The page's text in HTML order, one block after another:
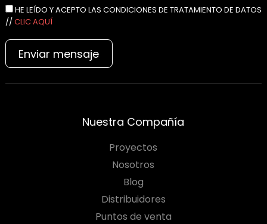
HE LEÍDO Y ACEPTO LAS CONDICIONES DE TRATAMIENTO DE DATOS
//CLIC AQUÍ
Enviar mensaje
Nuestra Compañía
Proyectos
Nosotros
Blog
Distribuidores
Puntos de venta